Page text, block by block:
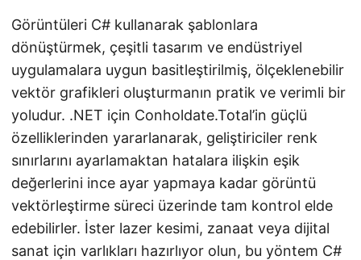
Görüntüleri C# kullanarak şablonlara
dönüştürmek, çeşitli tasarım ve endüstriyel
uygulamalara uygun basitleştirilmiş, ölçeklenebilir
vektör grafikleri oluşturmanın pratik ve verimli bir
yoludur. .NET için Conholdate.Total’in güçlü
özelliklerinden yararlanarak, geliştiriciler renk
sınırlarını ayarlamaktan hatalara ilişkin eşik
değerlerini ince ayar yapmaya kadar görüntü
vektörleştirme süreci üzerinde tam kontrol elde
edebilirler. İster lazer kesimi, zanaat veya dijital
sanat için varlıkları hazırlıyor olun, bu yöntem C#